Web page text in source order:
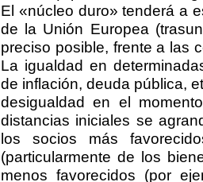
El «núcleo duro» tenderá a
de la Unión Europea
preciso posible, frente a las
La igualdad en
de inflación, deuda pública,
desigualdad en el
distancias iniciales se
los socios más
(particularmente de los
menos favorecidos (por